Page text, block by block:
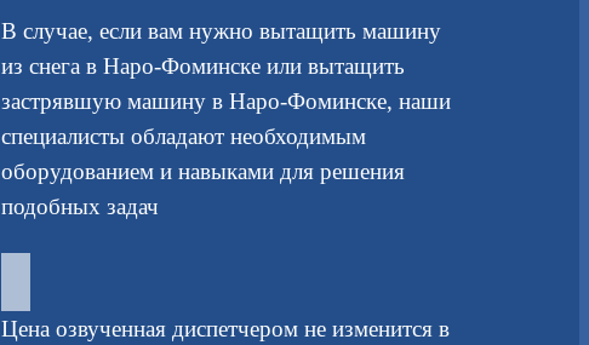
В случае, если вам нужно вытащить машину
из снега в Наро-Фоминске или вытащить
застрявшую машину в Наро-Фоминске, наши
специалисты обладают необходимым
оборудованием и навыками для решения
подобных задач
Цена озвученная диспетчером не изменится в